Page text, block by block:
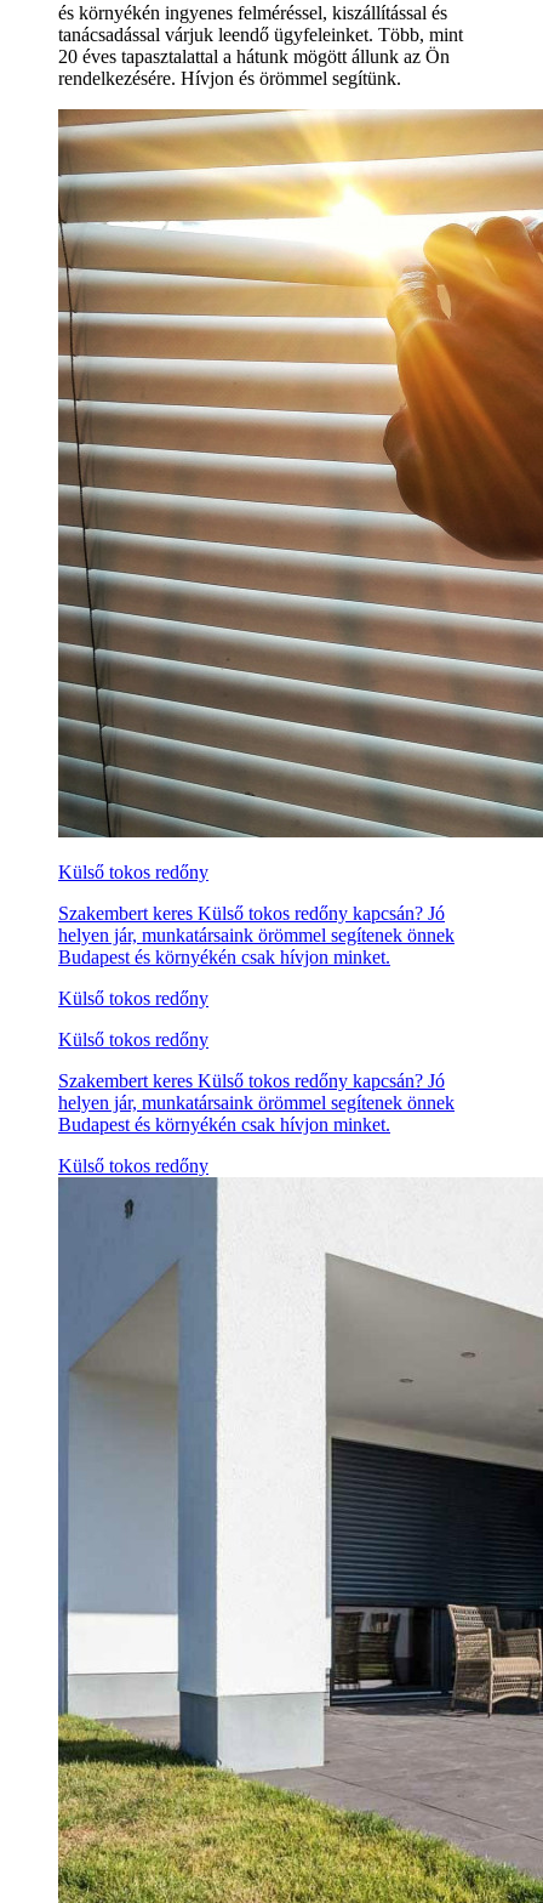
és környékén ingyenes felméréssel, kiszállítással és
tanácsadással várjuk leendő ügyfeleinket. Több, mint
20 éves tapasztalattal a hátunk mögött állunk az Ön
rendelkezésére. Hívjon és örömmel segítünk.
Külső tokos redőny
Szakembert keres Külső tokos redőny kapcsán? Jó
helyen jár, munkatársaink örömmel segítenek önnek
Budapest és környékén csak hívjon minket.
Külső tokos redőny
Külső tokos redőny
Szakembert keres Külső tokos redőny kapcsán? Jó
helyen jár, munkatársaink örömmel segítenek önnek
Budapest és környékén csak hívjon minket.
Külső tokos redőny